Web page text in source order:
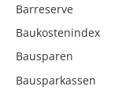
Barreserve
Baukostenindex
Bausparen
Bausparkassen